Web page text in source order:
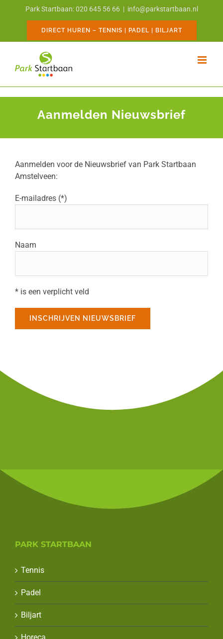
Park Startbaan: 020 645 56 66 | info@parkstartbaan.nl
DIRECT HUREN – TENNIS | PADEL | BILJART
Aanmelden Nieuwsbrief
Aanmelden voor de Nieuwsbrief van Park Startbaan
Amstelveen:
E-mailadres (*)
Naam
* is een verplicht veld
PARK STARTBAAN
Tennis
Padel
Biljart